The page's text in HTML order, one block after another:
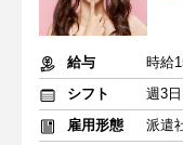
給与
時給
シフト
週3
雇用形態
派遣